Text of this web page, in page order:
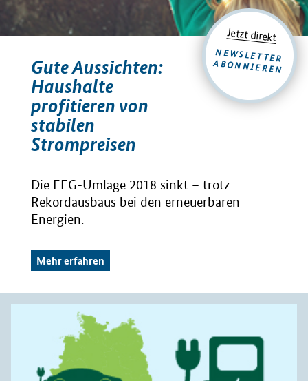
Gute Aussichten:
Haushalte
profitieren von
stabilen
Strompreisen
Die EEG-Umlage 2018 sinkt – trotz
Rekordausbaus bei den erneuerbaren
Energien.
Mehr erfahren
Jetzt direkt
NEWSLETTER
ABONNIEREN